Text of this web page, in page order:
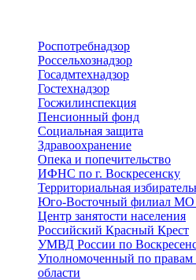
Роспотребнадзор
Россельхознадзор
Госадмтехнадзор
Гостехнадзор
Госжилинспекция
Пенсионный фонд
Социальная защита
Здравоохранение
Опека и попечительство
ИФНС по г. Воскресенску
Территориальная
Юго-Восточный филиал
Центр занятости населения
Российский Красный Крест
УМВД России по
Уполномоченный по правам
области